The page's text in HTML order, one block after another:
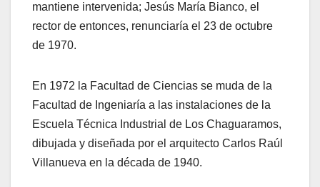
mantiene intervenida; Jesús María Bianco, el
rector de entonces, renunciaría el 23 de octubre
de 1970.
En 1972 la Facultad de Ciencias se muda de la
Facultad de Ingeniaría a las instalaciones de la
Escuela Técnica Industrial de Los Chaguaramos,
dibujada y diseñada por el arquitecto Carlos Raúl
Villanueva en la década de 1940.